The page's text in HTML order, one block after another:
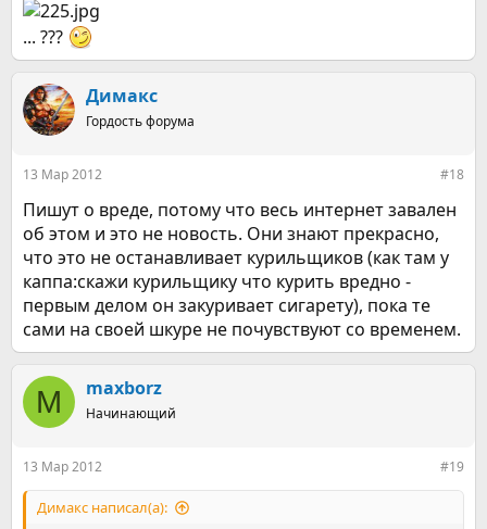
... ???
Димакс
Гордость форума
13 Мар 2012 #18
Пишут о вреде, потому что весь интернет завален
об этом и это не новость. Они знают прекрасно,
что это не останавливает курильщиков (как там у
каппа:скажи курильщику что курить вредно -
первым делом он закуривает сигарету), пока те
сами на своей шкуре не почувствуют со временем.
M maxborz
Начинающий
13 Мар 2012 #19
Димакс написал(а):